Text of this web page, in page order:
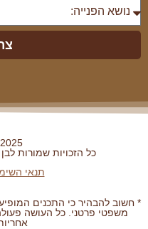
כל הזכויות שמורות
תנאי
* חשוב להבהיר כי התכנים
משפטי פרטני. כל העושה